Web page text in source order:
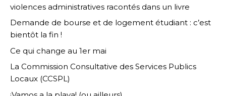
violences administratives racontés dans un livre
Demande de bourse et de logement étudiant : c’est
bientôt la fin !
Ce qui change au 1er mai
La Commission Consultative des Services Publics
Locaux (CCSPL)